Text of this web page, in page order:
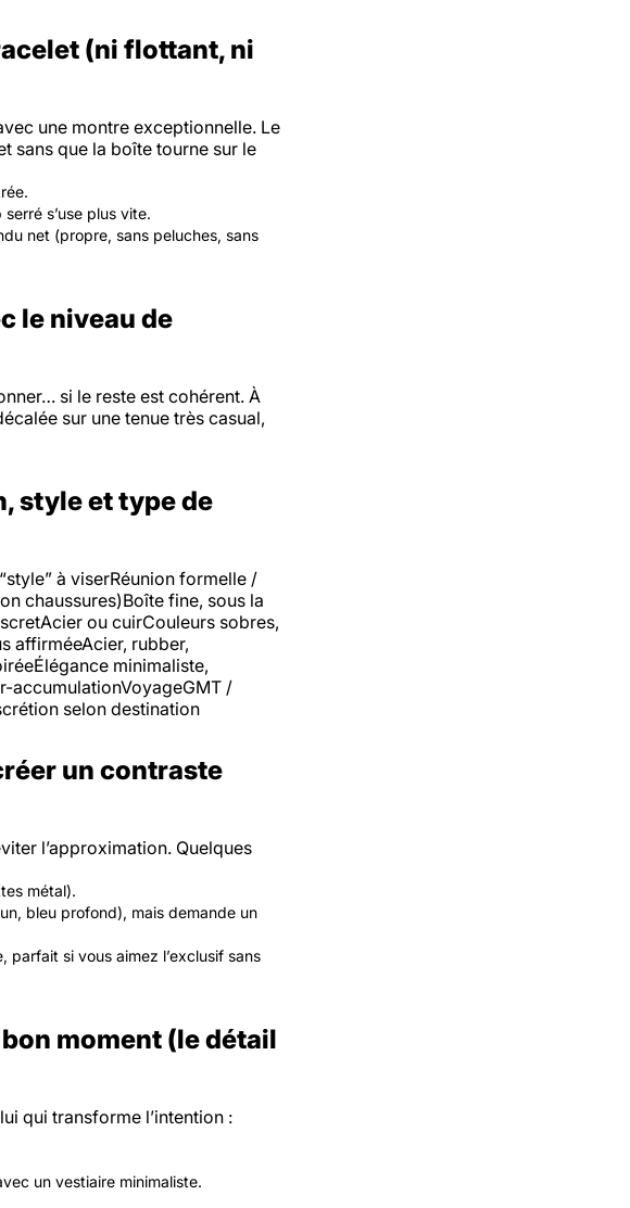
(ni flottant, ni
une montre exceptionnelle. Le
sans que la boîte tourne sur le
s’use plus vite.
net (propre, sans peluches, sans
le niveau de
si le reste est cohérent. À
sur une tenue très casual,
style et type de
à viserRéunion formelle /
chaussures)Boîte fine, sous la
ou cuirCouleurs sobres,
affirméeAcier, rubber,
minimaliste,
accumulationVoyageGMT /
selon destination
un contraste
l’approximation. Quelques
métal).
bleu profond), mais demande un
parfait si vous aimez l’exclusif sans
moment (le détail
qui transforme l’intention :
un vestiaire minimaliste.